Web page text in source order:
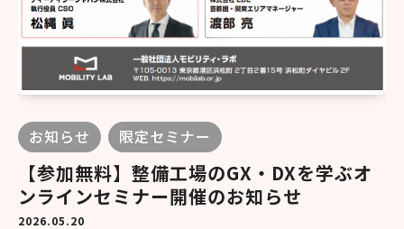
お知らせ 限定セミナー
【参加無料】整備工場のGX・DXを学ぶオ
ンラインセミナー開催のお知らせ
2026.05.20